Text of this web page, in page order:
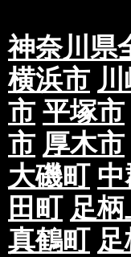
神奈川県
横浜市
市 平塚市
市 厚木市
大磯町
田町 足
真鶴町